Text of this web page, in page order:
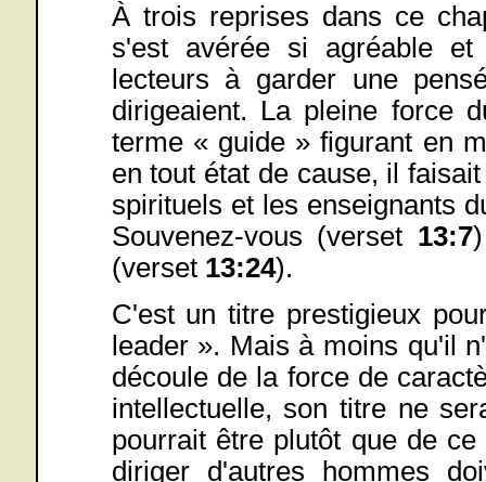
À trois reprises dans ce
s'est avérée si agréable
lecteurs à garder une
dirigeaient. La pleine force
terme « guide » figurant en
en tout état de cause, il
spirituels et les enseignants
Souvenez-vous (verset 13:7
(verset 13:24).
C'est un titre prestigieux
leader ». Mais à moins qu'il
découle de la force de
intellectuelle, son titre ne
pourrait être plutôt que de
diriger d'autres hommes